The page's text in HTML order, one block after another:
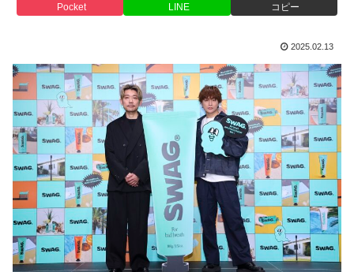
Pocket LINE コピー
2025.02.13